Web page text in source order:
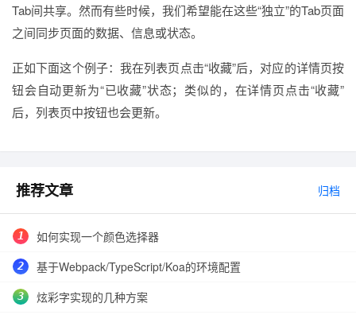
Tab间共享。然而有些时候，我们希望能在这些“独立”的Tab页面
之间同步页面的数据、信息或状态。
正如下面这个例子：我在列表页点击“收藏”后，对应的详情页按
钮会自动更新为“已收藏”状态；类似的，在详情页点击“收藏”
后，列表页中按钮也会更新。
推荐文章 归档
如何实现一个颜色选择器
基于Webpack/TypeScript/Koa的环境配置
炫彩字实现的几种方案